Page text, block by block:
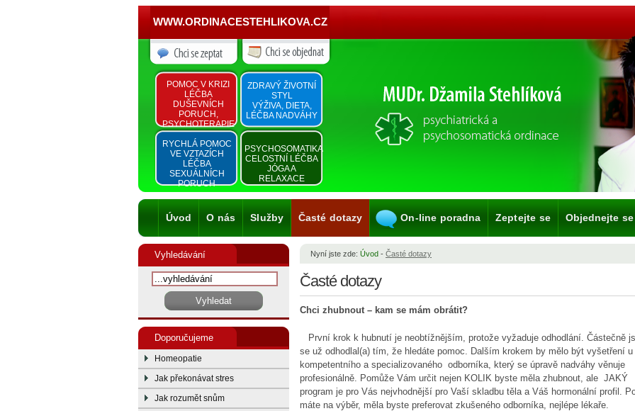
WWW.ORDINACESTEHLIKOVA.CZ
POMOC V KRIZI
LÉČBA
DUŠEVNÍCH
PORUCH,
PSYCHOTERAPIE
ZDRAVÝ ŽIVOTNÍ
STYL
VÝŽIVA, DIETA,
LÉČBA NADVÁHY
RYCHLÁ POMOC
VE VZTAZÍCH
LÉČBA
SEXUÁLNÍCH
PORUCH
PSYCHOSOMATIKA
CELOSTNÍ LÉČBA
JÓGA A
RELAXACE
Úvod O nás Služby Časté dotazy On-line poradna Zeptejte se Objednejte se
Vyhledávání
Doporučujeme
Homeopatie
Jak překonávat stres
Jak rozumět snům
Nyní jste zde: Úvod - Časté dotazy
Časté dotazy
Chci zhubnout – kam se mám obrátit?
První krok k hubnutí je neobtížnějším, protože vyžaduje odhodlání. Částečně
se už odhodlal(a) tím, že hledáte pomoc. Dalším krokem by mělo být vyšetření u
kompetentního a specializovaného odborníka, který se úpravě nadváhy věnuje
profesionálně. Pomůže Vám určit nejen KOLIK byste měla zhubnout, ale JAKÝ
program je pro Vás nejvhodnější pro Vaší skladbu těla a Váš hormonální profil.
máte na výběr, měla byste preferovat zkušeného odborníka, nejlépe lékaře.